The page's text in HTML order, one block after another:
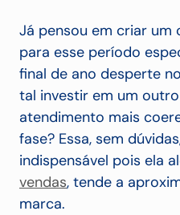
Já pensou em criar
para esse período
final de ano desperte
tal investir em um
atendimento mais
fase? Essa, sem
indispensável pois ela
vendas, tende a
marca.